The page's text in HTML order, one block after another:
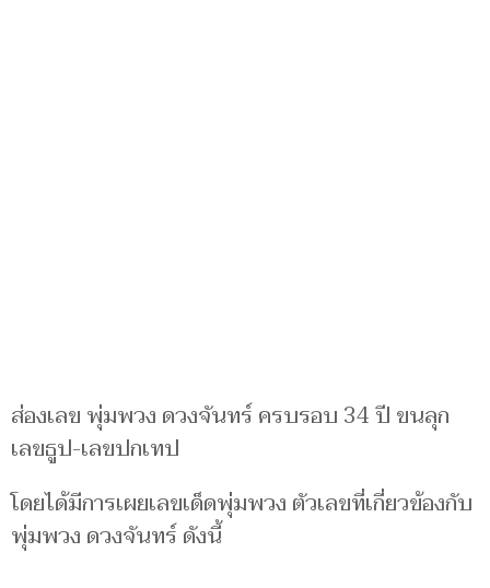
ส่องเลข พุ่มพวง ดวงจันทร์ ครบรอบ 34 ปี ขนลุก
เลขธูป-เลขปกเทป
โดยได้มีการเผยเลขเด็ดพุ่มพวง ตัวเลขที่เกี่ยวข้องกับ
พุ่มพวง ดวงจันทร์ ดังนี้